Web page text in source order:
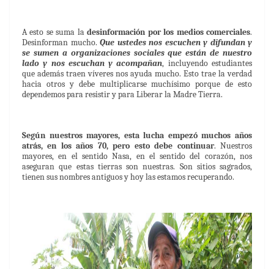
A esto se suma ladesinformación por los medios comerciales.
Desinforman mucho. Que ustedes nos escuchen y difundan y
se sumen a organizaciones sociales que están de nuestro
lado y nos escuchan y acompañan, incluyendo estudiantes
que además traen víveres nos ayuda mucho. Esto trae la verdad
hacia otros y debe multiplicarse muchísimo porque de esto
dependemos para resistir y para Liberar la Madre Tierra.
Según nuestros mayores, esta lucha empezó muchos años
atrás, en los años 70, pero esto debe continuar. Nuestros
mayores, en el sentido Nasa, en el sentido del corazón, nos
aseguran que estas tierras son nuestras. Son sitios sagrados,
tienen sus nombres antiguos y hoy las estamos recuperando.